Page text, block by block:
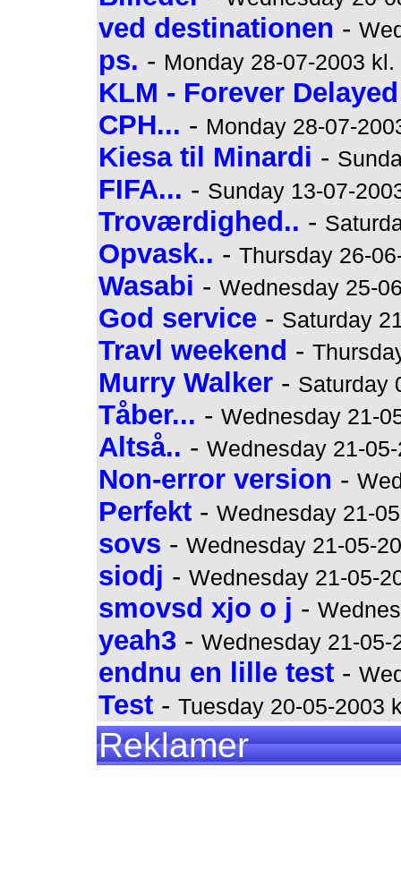
ved destinationen -
ps. - Monday 28-07-2003 kl.
KLM - Forever Delayed
CPH... - Monday 28-07-
Kiesa til Minardi -
FIFA... - Sunday 13-07-
Troværdighed.. -
Opvask.. -Thursday 26-
Wasabi -Wednesday 25-
God service - Saturday
Travl weekend -
Murry Walker - Saturday
Tåber... -Wednesday 21-
Altså.. -Wednesday 21-
Non-error version -
Perfekt -Wednesday 21-
sovs -Wednesday 21-05-
siodj -Wednesday 21-05-
smovsd xjo o j -
yeah3 -Wednesday 21-05-
endnu en lille test -
Test -Tuesday 20-05-2003
Reklamer